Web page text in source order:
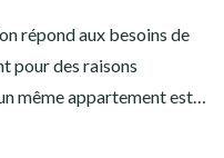
répond aux besoins de
pour des raisons
même appartement est…